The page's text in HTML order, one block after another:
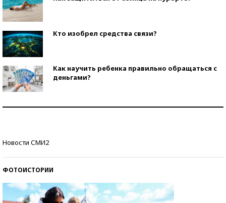
Кто изобрел средства связи?
Как научить ребенка правильно обращаться с
деньгами?
Новости СМИ2
ФОТОИСТОРИИ